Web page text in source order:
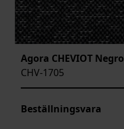
Agora CHEVIOT Negro
CHV-1705
Beställningsvara